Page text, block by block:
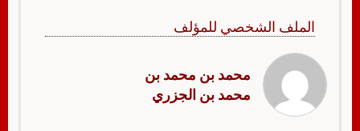
الملف الشخصي للمؤلف
محمد بن محمد بن
محمد بن الجزري